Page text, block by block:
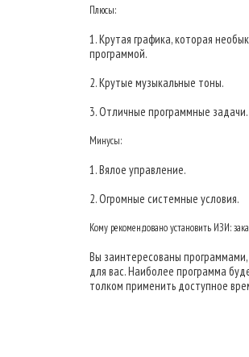
Плюсы:
1. Крутая графика, которая
программой.
2. Крутые музыкальные тоны.
3. Отличные программные задачи.
Минусы:
1. Вялое управление.
2. Огромные системные условия.
Кому рекомендовано установить ИЗИ:
Вы заинтересованы
для вас. Наиболее программа
толком применить доступное